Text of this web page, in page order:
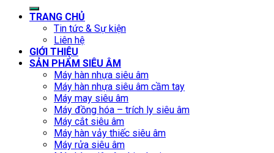
TRANG CHỦ
Tin tức & Sự kiện
Liên hệ
GIỚI THIỆU
SẢN PHẨM SIÊU ÂM
Máy hàn nhựa siêu âm
Máy hàn nhựa siêu âm cầm tay
Máy may siêu âm
Máy đồng hóa – trích ly siêu âm
Máy cắt siêu âm
Máy hàn vảy thiếc siêu âm
Máy rửa siêu âm